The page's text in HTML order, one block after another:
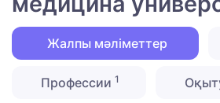
Жалпы мәліметтер
Профессии1